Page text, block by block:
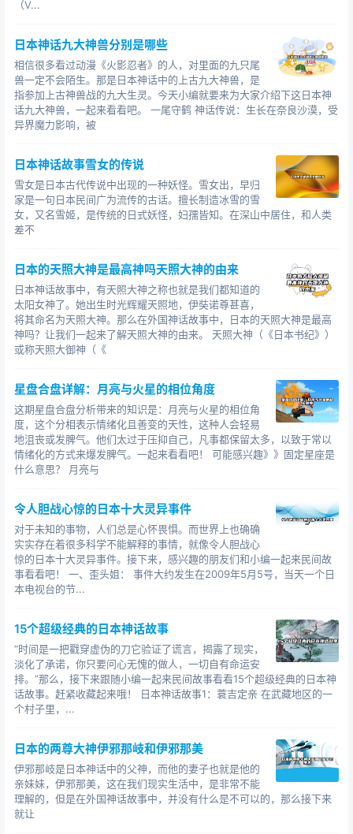
两位二世皇帝还都是被自己的臣属害死的。
秦朝是中国历史上第一个统一的中央集权制世袭王
朝，它的建立者是秦王嬴政。嬴政消灭六国，结束了春秋
战国诸侯割据的局面，成为了中国历史上的千古一帝。秦
始皇消灭六国之后，北击匈奴，南下百越，使得秦帝国的
疆域迅速扩展，建立了强盛的东方大帝国。
江山葬送他人之手了。公元前210年，秦二世胡亥即位。他
进一步增加苛捐杂税，加重徭役刑罚，以“税民深者为明
吏”、“杀人众者为忠臣”，使广大民众的生活异常困苦艰
难，大规模的农民起义已经到了一触即发的地步。
丞相。后来赵高又施计谋杀了二世皇帝胡亥。原本强盛的
大一统秦朝，就这样仅传二世，毁在了昏暴之君和奸诈宦
官的手里。
公元581年，杨坚建立隋朝，几年后完成了全国的统
治、经济、外交等方面都取得了辉煌成就，成为了当时世
界上最强大的国家，然而这样一个繁荣强盛的大帝国，却
由于二世皇帝隋炀帝的暴政而很快就灭亡了。
隋炀帝杨广于公元604年即帝位，年号大业，在位13
年。在位时期，他修建长城、大运河和东都洛阳城，三征
农民起义，在农民军的打击下，隋朝统治摇摇欲坠。
大业十四年（公元618年）三月，隋炀帝命令修治丹阳
宫，准备迁居那里。在他所乘坐的船到达江都的时候，部
下共谋推举宇文化及为首，发动了兵变。宇文化及逼迫缢
中国历史10大诡异巧合——汉朝与唐朝的诸多巧合
汉朝是中国历史上继短暂的秦朝之后出现的朝代，分
为西汉（公元前202年—公元8年）和东汉（公元25年—公
元220年）两个历史时期，后世史学家亦称之为两汉。西
汉的创建者是汉高祖刘邦，建都长安；东汉的创建者是光
朝（公元8年—公元23年）。
两汉是中国在世界上非常辉煌的历史时期。汉高祖至
文景两帝时期的汉朝，经济呈直线上升的趋势，成为东方
第一经济强国，与西罗马并称两大帝国。中亚和西域各大
（V...
日本神话九大神兽分别是哪些
相信很多看过动漫《火影忍者》的人，对里面的九只尾
兽一定不会陌生。那是日本神话中的上古九大神兽，是
指参加上古神兽战的九大生灵。今天小编就要来为大家介绍下这日本神
话九大神兽，一起来看看吧。 一尾守鹤 神话传说：生长在奈良沙漠，受
异界魔力影响，被
日本神话故事雪女的传说
雪女是日本古代传说中出现的一种妖怪。雪女出，早归
家是一句日本民间广为流传的古话。擅长制造冰雪的雪
女，又名雪姬，是传统的日式妖怪，妇孺皆知。在深山中居住，和人类
差不
日本的天照大神是最高神吗天照大神的由来
日本神话故事中，有天照大神之称也就是我们都知道的
太阳女神了。她出生时光辉耀天照地，伊奘诺尊甚喜，
将其命名为天照大神。那么在外国神话故事中，日本的天照大神是最高
神吗？让我们一起来了解天照大神的由来。 天照大神（《日本书纪》）
或称天照大御神（《
星盘合盘详解：月亮与火星的相位角度
这期星盘合盘分析带来的知识是：月亮与火星的相位角
度，这个分相表示情绪化且善变的天性，这种人会轻易
地沮丧或发脾气。他们太过于压抑自己，凡事都保留太多，以致于常以
情绪化的方式来爆发脾气。一起来看看吧！ 可能感兴趣》》固定星座是
什么意思？ 月亮与
令人胆战心惊的日本十大灵异事件
对于未知的事物，人们总是心怀畏惧。而世界上也确确
实实存在着很多科学不能解释的事情，就像令人胆战心
惊的日本十大灵异事件。接下来，感兴趣的朋友们和小编一起来民间故
事看看吧！ 一、歪头姐： 事件大约发生在2009年5月5号，当天一个日
本电视台的节...
15个超级经典的日本神话故事
“时间是一把戳穿虚伪的刀它验证了谎言，揭露了现实，
淡化了承诺，你只要问心无愧的做人，一切自有命运安
排。”那么，接下来跟随小编一起来民间故事看看15个超级经典的日本神
话故事。赶紧收藏起来哦！ 日本神话故事1：蓑吉定亲 在武藏地区的一
个村子里，...
日本的两尊大神伊邪那岐和伊邪那美
伊邪那岐是日本神话中的父神，而他的妻子也就是他的
亲妹妹，伊邪那美，这在我们现实生活中，是非常不能
理解的，但是在外国神话故事中，并没有什么是不可以的，那么接下来
就让